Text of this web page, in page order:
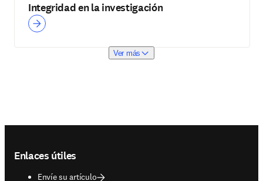
Integridad en la investigación
Ver más
Enlaces útiles
Envíe su artículo